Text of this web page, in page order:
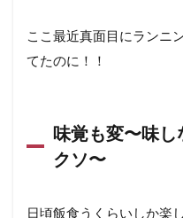
ここ最近真面目にランニ
てたのに！！
味覚も変〜味
クソ〜
日頃飯食うくらいしか楽